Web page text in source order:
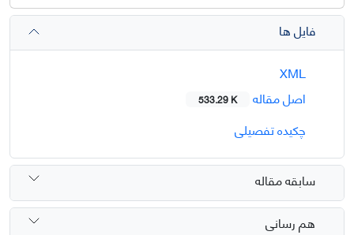
فایل ها
اصل مقاله
533.29 K
چکیده تفصیلی
سابقه مقاله
هم رسانی